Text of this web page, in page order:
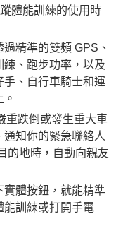
體能訓練的使用時
精準的雙頻 GPS、
、跑步功率，以及
、自行車騎士和運
重跌倒或發生重大車
知你的緊急聯絡人
的地時，自動向親友
實體按鈕，就能精準
能訓練或打開手電